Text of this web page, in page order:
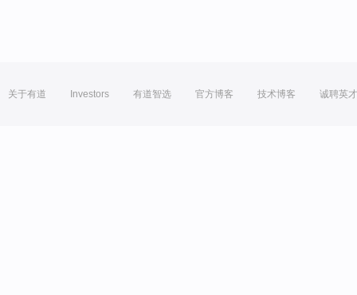
关于有道 Investors 有道智选 官方博客 技术博客 诚聘英才